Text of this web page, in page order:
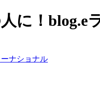
に！blog.e
ナショナル